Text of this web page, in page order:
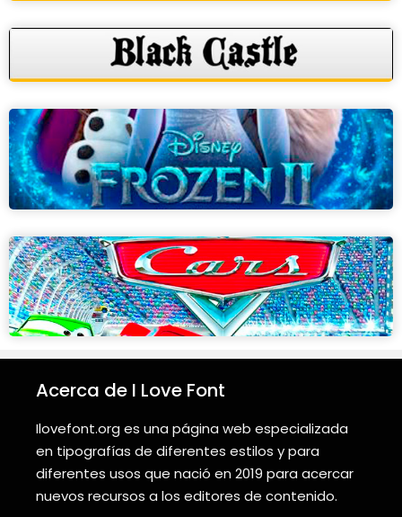
Acerca de I Love Font
Ilovefont.org es una página web especializada
en tipografías de diferentes estilos y para
diferentes usos que nació en 2019 para acercar
nuevos recursos a los editores de contenido.